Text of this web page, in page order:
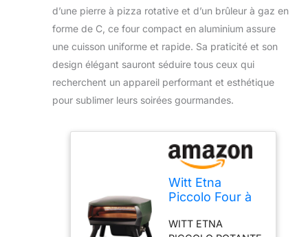
d’une pierre à pizza rotative et d’un brûleur à gaz en
forme de C, ce four compact en aluminium assure
une cuisson uniforme et rapide. Sa praticité et son
design élégant sauront séduire tous ceux qui
recherchent un appareil performant et esthétique
pour sublimer leurs soirées gourmandes.
Witt Etna
Piccolo Four à
pour pizza
WITT ETNA